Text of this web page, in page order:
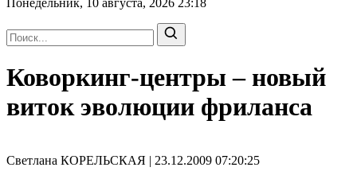
Понедельник, 10 августа, 2026 23:18
Коворкинг-центры – новый
виток эволюции фриланса
Светлана КОРЕЛЬСКАЯ | 23.12.2009 07:20:25